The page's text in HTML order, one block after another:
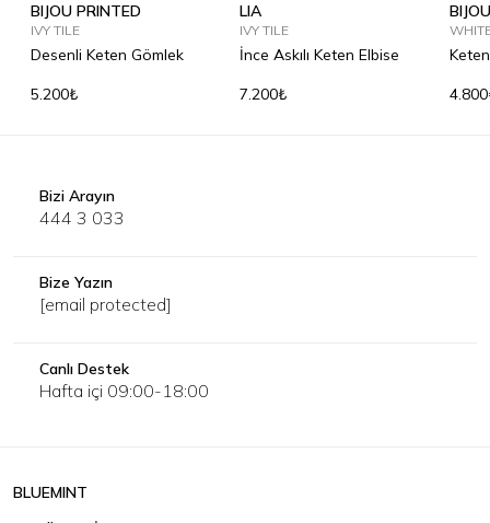
BIJOU PRINTED
IVY TILE
Desenli Keten Gömlek
5.200₺
LIA
IVY TILE
İnce Askılı Keten Elbise
7.200₺
BIJOU
Bizi Arayın
444 3 033
Bize Yazın
[email protected]
Canlı Destek
Hafta içi 09:00-18:00
BLUEMINT